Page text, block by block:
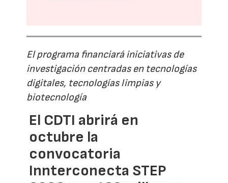
El programa financiará iniciativas de
investigación centradas en tecnologías
digitales, tecnologías limpias y
biotecnología
El CDTI abrirá en
octubre la
convocatoria
Innterconecta STEP